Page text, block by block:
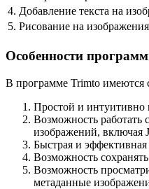
4. Добавление текста на
5. Рисование на
Особенности
В программе Trimto имеются
Простой и интуитивно
Возможность
изображений, включая
Быстрая и
Возможность
Возможность
метаданные